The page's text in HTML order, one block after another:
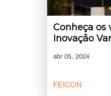
Conheça os
Inovação
abr 05, 2024
FEICON